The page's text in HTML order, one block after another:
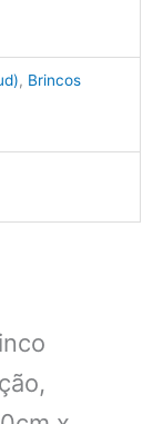
, Brincos